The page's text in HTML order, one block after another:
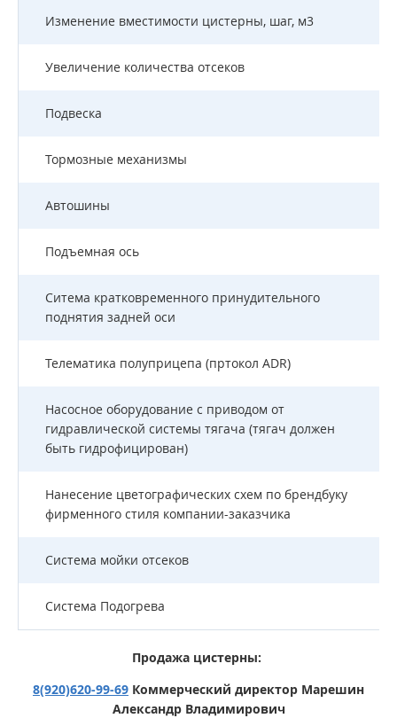
Изменение вместимости цистерны, шаг, м3
Увеличение количества отсеков
Подвеска
Тормозные механизмы
Автошины
Подъемная ось
Ситема кратковременного принудительного
поднятия задней оси
Телематика полуприцепа (пртокол ADR)
Насосное оборудование с приводом от
гидравлической системы тягача (тягач должен
быть гидрофицирован)
Нанесение цветографических схем по брендбуку
фирменного стиля компании-заказчика
Система мойки отсеков
Система Подогрева
Продажа цистерны:
8(920)620-99-69 Коммерческий директор Марешин
Александр Владимирович